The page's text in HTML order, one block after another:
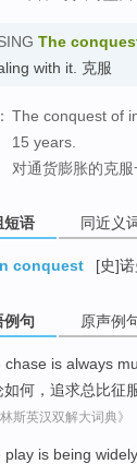
The
with it. 克服
The conquest of
15 years.
对通货膨胀的克
短语 同近义
conquest [史]
例句 原声例
chase is always
如何 ， 追求总比征
林斯英汉双解大词典》
play is being widely